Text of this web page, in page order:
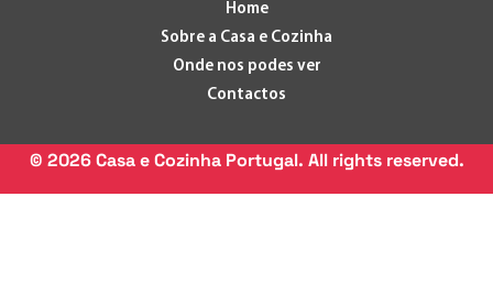
Home
Sobre a Casa e Cozinha
Onde nos podes ver
Contactos
© 2026Casa e Cozinha Portugal. All rights reserved.